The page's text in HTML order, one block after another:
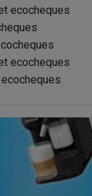
ecocheques
ecocheques